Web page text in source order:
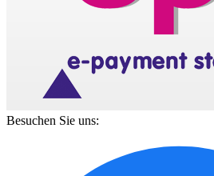
Besuchen Sie uns: